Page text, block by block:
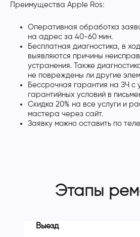
Преимущества Apple Ros:
Оперативная обработка
на адрес за 40-60 мин.
Бесплатная диагностика, в
выявляются причины
устранения. Также
не повреждены ли другие
Бессрочная гарантия на ЗЧ с
гарантийных условий в
Скидка 20% на все услуги и
мастера через сайт.
Заявку можно оставить по
Этапы
Выезд